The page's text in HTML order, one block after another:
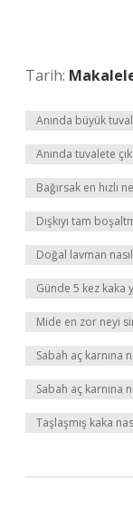
Tarih:
Anında büyük
Anında tuvalete
Bağırsak en hızlı
Dışkıyı tam
Doğal lavman nasıl
Günde 5 kez kaka
Mide en zor neyi
Sabah aç karnına
Sabah aç karnına
Taşlaşmış kaka